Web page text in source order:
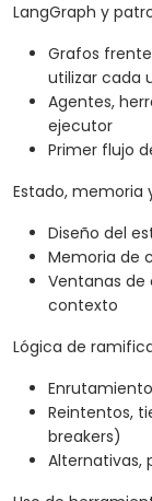
LangGraph y
Grafos
utilizar cada
Agentes,
ejecutor
Primer flujo
Estado, memoria
Diseño del
Memoria de
Ventanas
contexto
Lógica de
Reintentos,
breakers)
Alternativas,